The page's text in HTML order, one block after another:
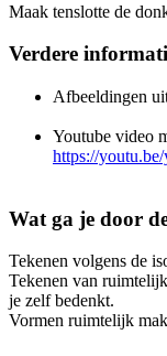
Maak tenslotte de
Verdere
Afbeeldingen
Youtube video
https://
Wat ga je door
Tekenen volgens de
Tekenen van
je zelf bedenkt.
Vormen ruimtelijk